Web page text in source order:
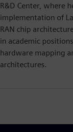
R&D Center, where
implementation of
RAN chip
in academic
hardware mapping
architectures.